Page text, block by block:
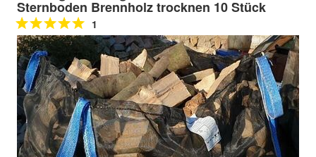
Sternboden Brennholz trocknen 10 Stück
1